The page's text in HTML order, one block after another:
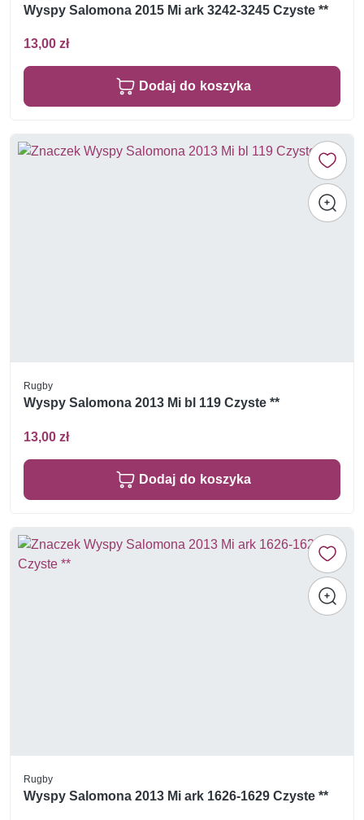
Wyspy Salomona 2015 Mi ark 3242-3245 Czyste **
13,00 zł
Dodaj do koszyka
Rugby
Wyspy Salomona 2013 Mi bl 119 Czyste **
13,00 zł
Dodaj do koszyka
Rugby
Wyspy Salomona 2013 Mi ark 1626-1629 Czyste **